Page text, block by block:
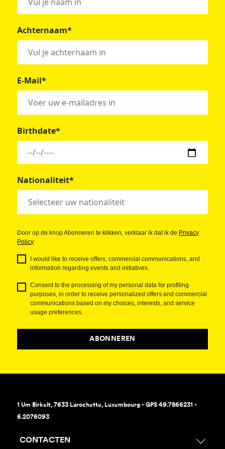
Achternaam*
E-Mail*
Birthdate*
Nationaliteit*
Door op de knop Abonneren te klikken, verklaar ik dat ik de Privacy
Policy
I would like to receive offers, commercial communications, and
information regarding events and initiatives.
Consent to the processing of my personal data for profiling
purposes, in order to receive personalized offers and commercial
communications based on my choices, interests, and service
usage preferences.
ABONNEREN
1 Um Birkelt, 7633 Larochette, Luxembourg - GPS 49.7866231 -
6.2076093
CONTACTEN